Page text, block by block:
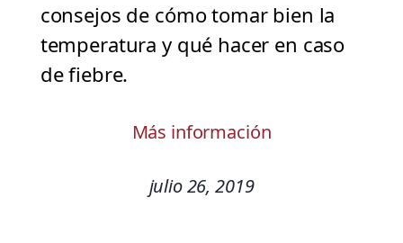
consejos de cómo tomar bien la
temperatura y qué hacer en caso
de fiebre.
Más información
julio 26, 2019